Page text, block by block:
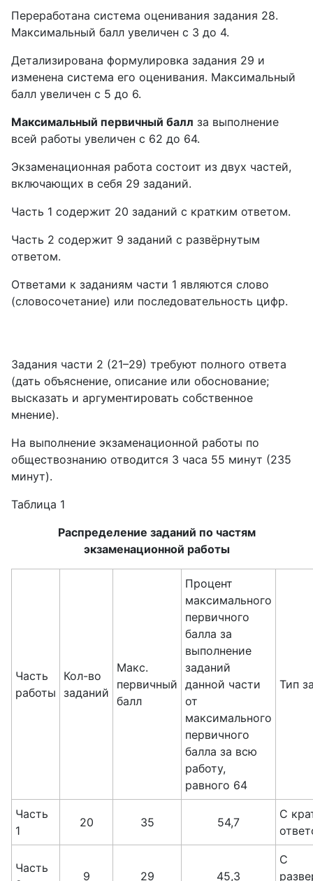
Переработана система оценивания задания 28.
Максимальный балл увеличен с 3 до 4.
Детализирована формулировка задания 29 и
изменена система его оценивания. Максимальный
балл увеличен с 5 до 6.
Максимальный первичный балл за выполнение
всей работы увеличен с 62 до 64.
Экзаменационная работа состоит из двух частей,
включающих в себя 29 заданий.
Часть 1 содержит 20 заданий с кратким ответом.
Часть 2 содержит 9 заданий с развёрнутым
ответом.
Ответами к заданиям части 1 являются слово
(словосочетание) или последовательность цифр.
Задания части 2 (21–29) требуют полного ответа
(дать объяснение, описание или обоснование;
высказать и аргументировать собственное
мнение).
На выполнение экзаменационной работы по
обществознанию отводится 3 часа 55 минут (235
минут).
Таблица 1
Распределение заданий по частям
экзаменационной работы
Часть
работы
Кол-во
заданий
Макс.
первичный
балл
Процент
максимального
первичного
балла за
выполнение
заданий
данной части
от
максимального
первичного
балла за всю
работу,
равного 64
Тип
Часть
1
20 35 54,7
С
Часть
9 29 45,3
С